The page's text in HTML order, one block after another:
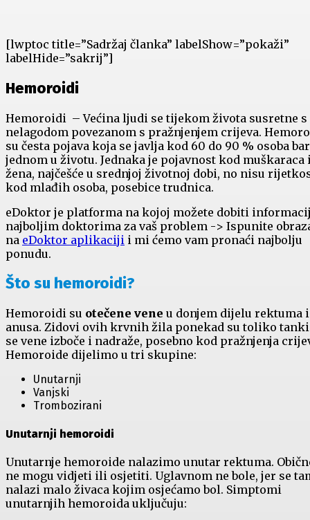
[lwptoc title=”Sadržaj članka” labelShow=”pokaži”
labelHide=”sakrij”]
Hemoroidi
Hemoroidi – Većina ljudi se tijekom života susretne s
nelagodom povezanom s pražnjenjem crijeva.
su česta pojava koja se javlja kod 60 do 90 % osoba
jednom u životu. Jednaka je pojavnost kod muškaraca
žena, najčešće u srednjoj životnoj dobi, no nisu
kod mlađih osoba, posebice trudnica.
eDoktor je platforma na kojoj možete dobiti
najboljim doktorima za vaš problem -> Ispunite
na eDoktor aplikaciji i mi ćemo vam pronaći najbolju
ponudu.
Što su hemoroidi?
Hemoroidi su otečene vene u donjem dijelu rektuma i
anusa. Zidovi ovih krvnih žila ponekad su toliko tanki
se vene izboče i nadraže, posebno kod pražnjenja
Hemoroide dijelimo u tri skupine:
Unutarnji
Vanjski
Trombozirani
Unutarnji hemoroidi
Unutarnje hemoroide nalazimo unutar rektuma.
ne mogu vidjeti ili osjetiti. Uglavnom ne bole, jer se
nalazi malo živaca kojim osjećamo bol. Simptomi
unutarnjih hemoroida uključuju: